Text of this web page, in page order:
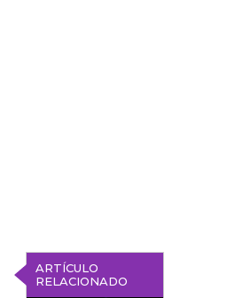
ARTÍCULO
RELACIONADO